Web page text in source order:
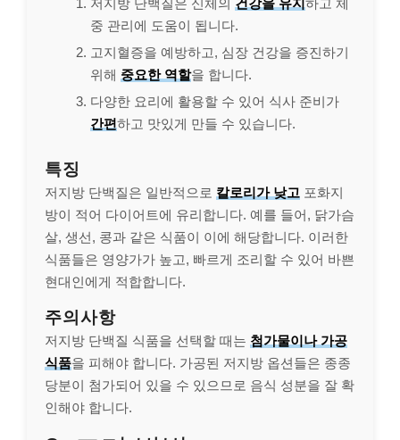
저지방 단백질은 신체의 건강을 유지하고 체
중 관리에 도움이 됩니다.
고지혈증을 예방하고, 심장 건강을 증진하기
위해 중요한 역할을 합니다.
다양한 요리에 활용할 수 있어 식사 준비가
간편하고 맛있게 만들 수 있습니다.
특징
저지방 단백질은 일반적으로 칼로리가 낮고 포화지
방이 적어 다이어트에 유리합니다. 예를 들어, 닭가슴
살, 생선, 콩과 같은 식품이 이에 해당합니다. 이러한
식품들은 영양가가 높고, 빠르게 조리할 수 있어 바쁜
현대인에게 적합합니다.
주의사항
저지방 단백질 식품을 선택할 때는 첨가물이나 가공
식품을 피해야 합니다. 가공된 저지방 옵션들은 종종
당분이 첨가되어 있을 수 있으므로 음식 성분을 잘 확
인해야 합니다.